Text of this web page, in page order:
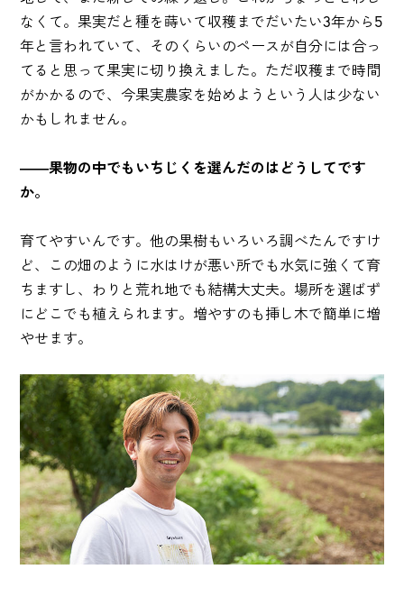
なくて。果実だと種を蒔いて収穫までだいたい3年から5
年と言われていて、そのくらいのペースが自分には合っ
てると思って果実に切り換えました。ただ収穫まで時間
がかかるので、今果実農家を始めようという人は少ない
かもしれません。
――果物の中でもいちじくを選んだのはどうしてです
か。
育てやすいんです。他の果樹もいろいろ調べたんですけ
ど、この畑のように水はけが悪い所でも水気に強くて育
ちますし、わりと荒れ地でも結構大丈夫。場所を選ばず
にどこでも植えられます。増やすのも挿し木で簡単に増
やせます。